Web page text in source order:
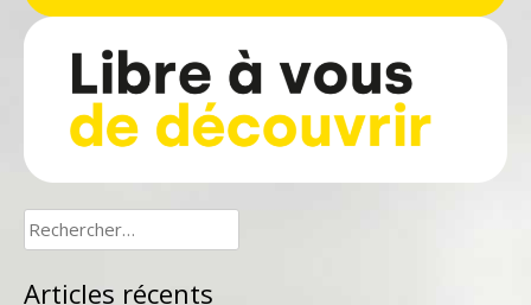
Rechercher :
Articles récents